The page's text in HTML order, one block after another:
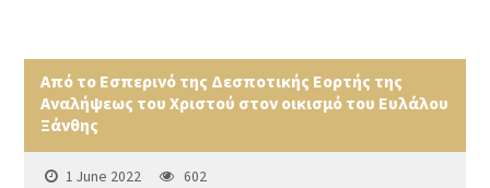
Από το Εσπερινό της Δεσποτικής Εορτής της
Αναλήψεως του Χριστού στον οικισμό του Ευλάλου
Ξάνθης
1 June 2022
602